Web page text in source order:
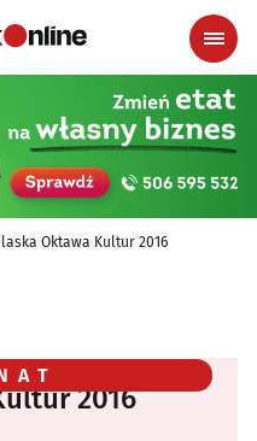
Oktawa Kultur 2016
2016